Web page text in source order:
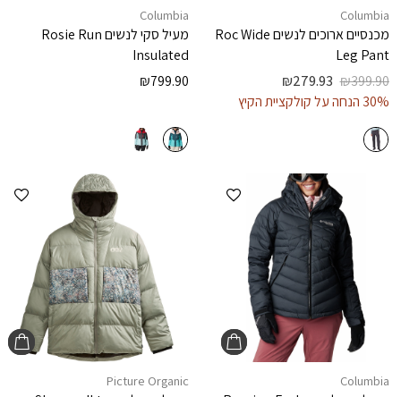
Columbia
מכנסיים ארוכים לנשיםRoc Wide
Leg Pant
₪399.90
₪279.93
30% הנחה על קולקציית הקיץ
Columbia
מעיל סקי לנשיםRosie Run
Insulated
₪799.90
הוספה למועדפים
Columbia
Picture Organic